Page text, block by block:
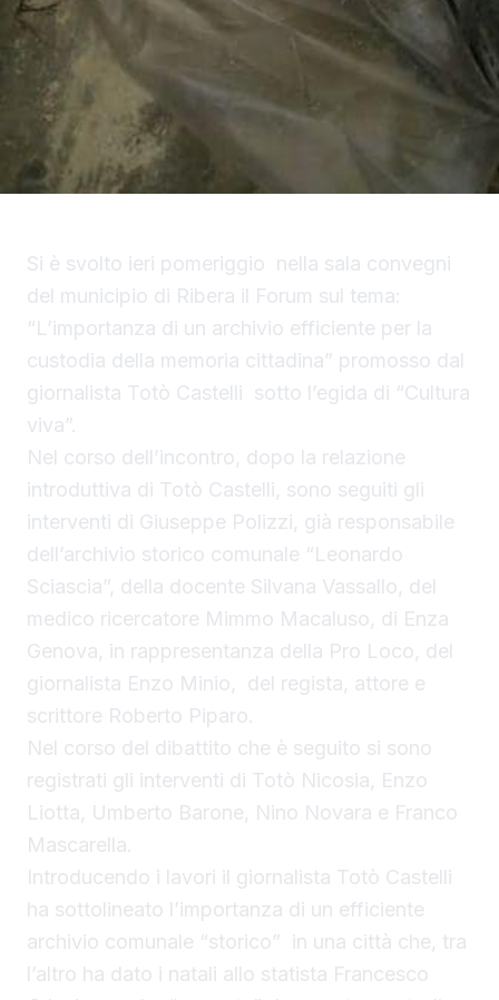
Si è svolto ieri pomeriggio nella sala convegni
del municipio di Ribera il Forum sul tema:
“L’importanza di un archivio efficiente per la
custodia della memoria cittadina” promosso dal
giornalista Totò Castelli sotto l’egida di “Cultura
viva”.
Nel corso dell’incontro, dopo la relazione
introduttiva di Totò Castelli, sono seguiti gli
interventi di Giuseppe Polizzi, già responsabile
dell’archivio storico comunale “Leonardo
Sciascia”, della docente Silvana Vassallo, del
medico ricercatore Mimmo Macaluso, di Enza
Genova, in rappresentanza della Pro Loco, del
giornalista Enzo Minio, del regista, attore e
scrittore Roberto Piparo.
Nel corso del dibattito che è seguito si sono
registrati gli interventi di Totò Nicosia, Enzo
Liotta, Umberto Barone, Nino Novara e Franco
Mascarella.
Introducendo i lavori il giornalista Totò Castelli
ha sottolineato l’importanza di un efficiente
archivio comunale “storico” in una città che, tra
l’altro ha dato i natali allo statista Francesco